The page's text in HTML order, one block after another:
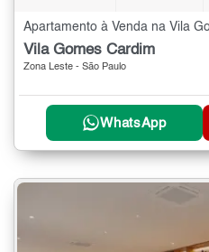
Vila Gomes Cardim
Zona Leste - São Paulo
WhatsApp